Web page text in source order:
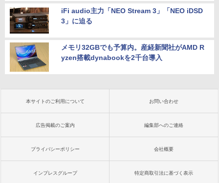
iFi audio主力「NEO Stream 3」「NEO iDSD
3」に迫る
メモリ32GBでも予算内。産経新聞社がAMD R
yzen搭載dynabookを2千台導入
本サイトのご利用について お問い合わせ
広告掲載のご案内 編集部へのご連絡
プライバシーポリシー 会社概要
インプレスグループ 特定商取引法に基づく表示